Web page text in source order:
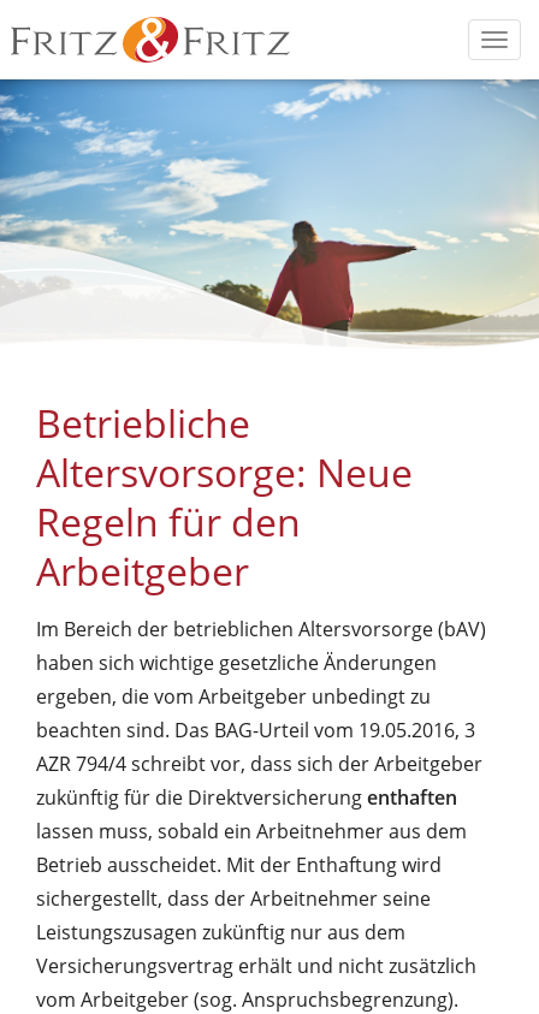
&
Fritz
Sachverständige
und
Versicherungsmakler
für
und
Discos.
Betriebliche
Altersvorsorge: Neue
Regeln für den
Arbeitgeber
Im Bereich der betrieblichen Altersvorsorge (bAV)
haben sich wichtige gesetzliche Änderungen
ergeben, die vom Arbeitgeber unbedingt zu
beachten sind. Das BAG-Urteil vom 19.05.2016, 3
AZR 794/4 schreibt vor, dass sich der Arbeitgeber
zukünftig für die Direktversicherungenthaften
lassen muss, sobald ein Arbeitnehmer aus dem
Betrieb ausscheidet. Mit der Enthaftung wird
sichergestellt, dass der Arbeitnehmer seine
Leistungszusagen zukünftig nur aus dem
Versicherungsvertrag erhält und nicht zusätzlich
vom Arbeitgeber (sog. Anspruchsbegrenzung).